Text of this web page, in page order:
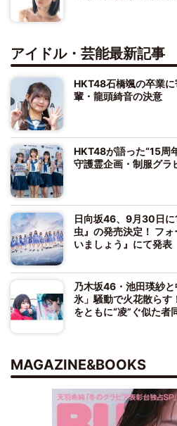
アイドル・芸能最新記事
HKT48石橋颯の卒業
輩・龍頭綺音の決意
HKT48が語った“15周
守護霊企画・制服グ
日向坂46、9月30日
虫』の発売決定！ フ
いましょう』にて発表
乃木坂46・池田瑛紗
氷」騒動で火花散らす
をともに“凌”ぐ似た者
MAGAZINE&BOOKS